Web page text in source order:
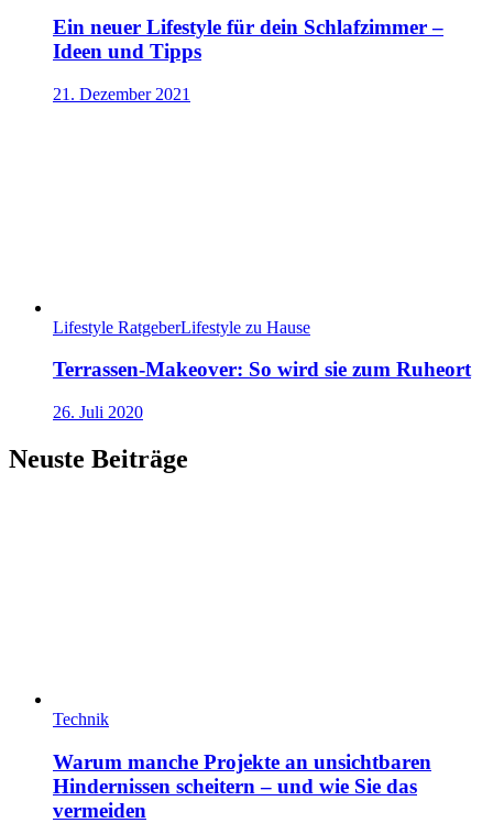
Ein neuer Lifestyle für dein Schlafzimmer –
Ideen und Tipps
21. Dezember 2021
Lifestyle RatgeberLifestyle zu Hause
Terrassen-Makeover: So wird sie zum Ruheort
26. Juli 2020
Neuste Beiträge
Technik
Warum manche Projekte an unsichtbaren
Hindernissen scheitern – und wie Sie das
vermeiden